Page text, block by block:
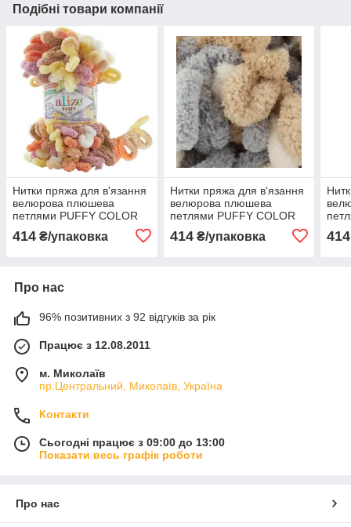
Подібні товари компанії
Нитки пряжа для в'язання
велюрова плюшева
петлями PUFFY COLOR
414 ₴/упаковка
Нитки пряжа для в'язання
велюрова плюшева
петлями PUFFY COLOR
414₴/упаковка 414
Про нас
96% позитивних з 92 відгуків за рік
Працює з 12.08.2011
м. Миколаїв
пр.Центральний, Миколаїв, Україна
Контакти
Сьогодні працює з 09:00 до 13:00
Показати весь графік роботи
Про нас